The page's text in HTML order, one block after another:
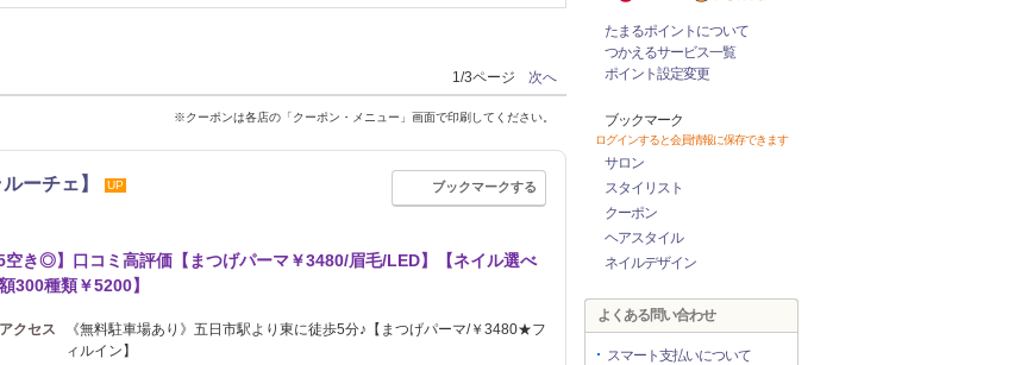
1/3ページ 次へ
※クーポンは各店の「クーポン・メニュー」画面で印刷してください。
ーチェ】 UP ブックマークする
5空き◎】口コミ高評価【まつげパーマ￥3480/眉毛/LED】【ネイル選べ
300種類￥5200】
アクセス
《無料駐車場あり》五日市駅より東に徒歩5分♪【まつげパーマ/￥3480★フ
ィルイン】
たまるポイントについて
つかえるサービス一覧
ポイント設定変更
ブックマーク
ログインすると会員情報に保存できます
サロン
スタイリスト
クーポン
ヘアスタイル
ネイルデザイン
よくある問い合わせ
スマート支払いについて